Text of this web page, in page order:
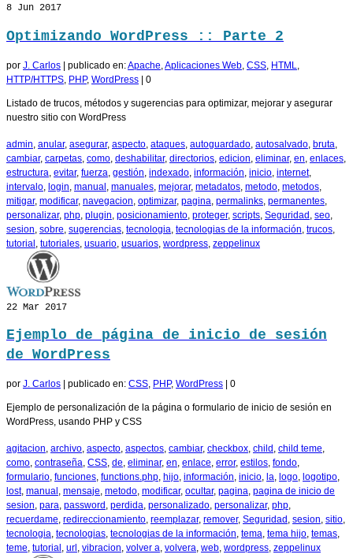
8 Jun 2017
Optimizando WordPress :: Parte 2
por J. Carlos | publicado en:Apache Aplicaciones Web CSS HTML
HTTP/HTTPS PHP, WordPress | 0
Listado de trucos, métodos y sugerencias para optimizar, mejorar y asegurar
nuestro sitio con WordPress
admin anular, asegurar, aspecto ataques autoguardado autosalvado bruta
cambiar, carpetas como deshabilitar, directorios edicion eliminar, en enlaces
estructura evitar, fuerza gestión indexado información inicio internet,
intervalo login manual manuales mejorar, metadatos metodo metodos
mitigar, modificar, navegacion optimizar, pagina permalinks permanentes
personalizar, php plugin posicionamiento proteger, scripts Seguridad seo
sesion sobre sugerencias tecnologia tecnologias de la información trucos
tutorial tutoriales usuario usuarios wordpress zeppelinux
22 Mar 2017
Ejemplo de página de inicio de sesión
de WordPress
por J. Carlos publicado en: CSS, PHP, WordPress 0
Ejemplo de personalización de la página o formulario de inicio de sesión en
WordPress, usando PHP y CSS
agitacion, archivo, aspecto, aspectos, cambiar, checkbox, child , child teme,
como, contraseña, CSS, de, eliminar, en, enlace, error, estilos, fondo,
formulario, funciones, functions.php, hijo, información, inicio, la, logo, logotipo,
lost, manual , mensaje, metodo, modificar, ocultar, pagina, pagina de inicio de
sesion, para, password , perdida, personalizado, personalizar, php,
recuerdame, redireccionamiento, reemplazar, remover, Seguridad , sesion, sitio,
tecnologia, tecnologias, tecnologias de la información, tema, tema hijo, temas,
teme, tutorial , url , vibracion, volver a, volvera, web, wordpress, zeppelinux